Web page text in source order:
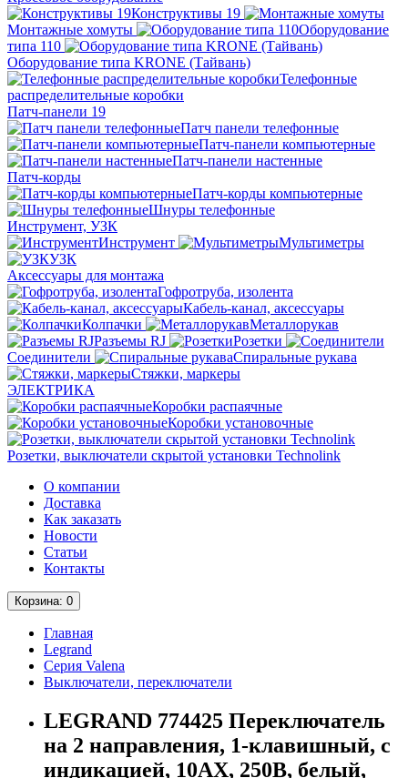
Конструктивы 19
Монтажные хомуты
Оборудование
типа 110
Оборудование типа KRONE (Тайвань)
Телефонные
распределительные коробки
Патч-панели 19
Патч панели телефонные
Патч-панели компьютерные
Патч-панели настенные
Патч-корды
Патч-корды компьютерные
Шнуры телефонные
Инструмент, УЗК
Инструмент
Мультиметры
УЗК
Аксессуары для монтажа
Гофротруба, изолента
Кабель-канал, аксессуары
Колпачки
Металлорукав
Разъемы RJ
Розетки
Соединители
Спиральные рукава
Стяжки, маркеры
ЭЛЕКТРИКА
Коробки распаячные
Коробки установочные
Розетки, выключатели скрытой установки Technolink
О компании
Доставка
Как заказать
Новости
Статьи
Контакты
Корзина: 0
Главная
Legrand
Серия Valena
Выключатели, переключатели
LEGRAND 774425 Переключатель
на 2 направления, 1-клавишный, с
индикацией, 10АХ, 250В, белый,